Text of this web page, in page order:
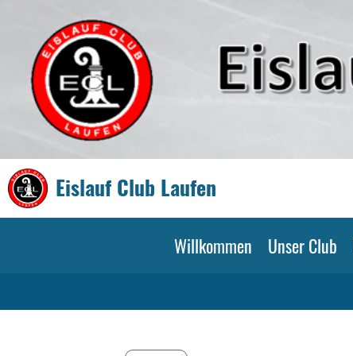
Eislauf Club Laufen
Willkommen Unser Club